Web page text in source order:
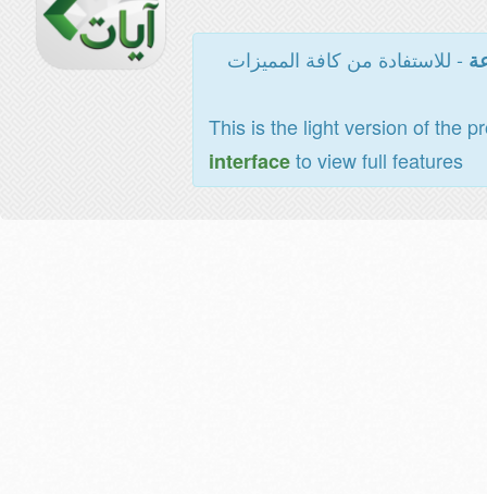
- للاستفادة من كافة المميزات
This is the light version of the
interfaceto view full features